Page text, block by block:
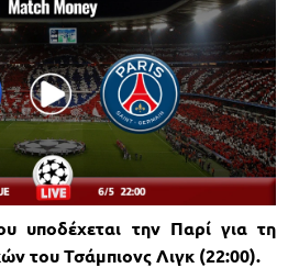
υποδέχεται την Παρί για τη
του Τσάμπιονς Λιγκ (22:00).